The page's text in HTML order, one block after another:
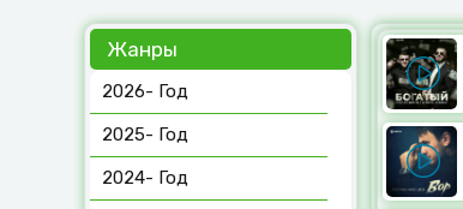
Жанры
2026- Год
2025- Год
2024- Год